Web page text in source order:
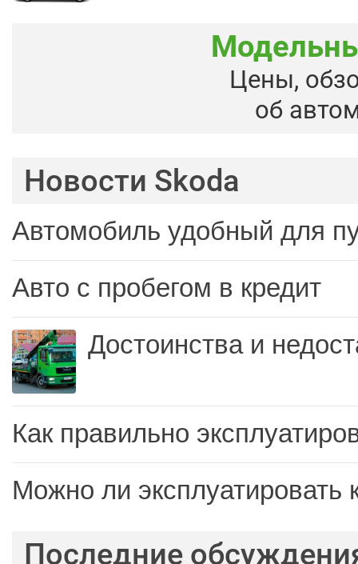
Цены,
об
Новости Skoda
Автомобиль удобный для
Авто с пробегом в кредит
Достоинства и
Как правильно
Можно ли эксплуатировать
Последние